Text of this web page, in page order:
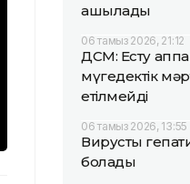
ашылады
06 тамыз 2026, 21:12
ДСМ: Есту
мүгедектік
етілмейді
06 тамыз 2026, 13:55
Вирустық
болады